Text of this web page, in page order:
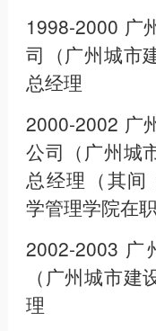
1998-2000 广
司（广州城市
总经理
2000-2002 广
公司（广州城
总经理（其间
学管理学院在
2002-2003
（广州城市
理